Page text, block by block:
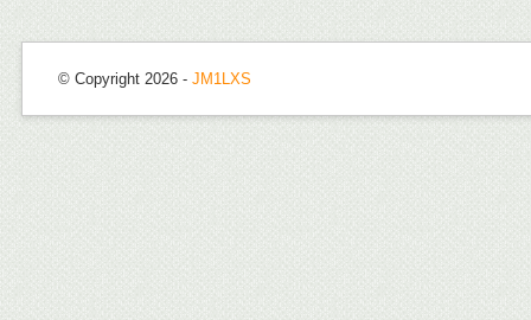
© Copyright 2026 - JM1LXS